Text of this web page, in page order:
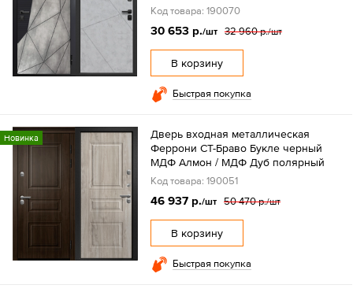
Код товара: 190070
30 653 р./шт 32 960 р./шт
В корзину
Быстрая покупка
Новинка
Дверь входная металлическая
Феррони СТ-Браво Букле черный
МДФ Алмон / МДФ Дуб полярный
Код товара: 190051
46 937 р./шт 50 470 р./шт
В корзину
Быстрая покупка